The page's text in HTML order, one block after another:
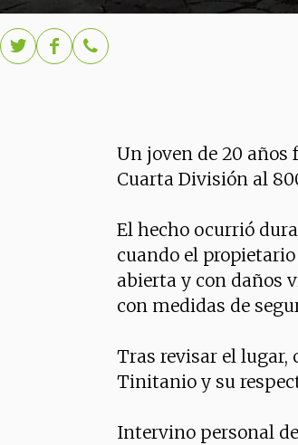
Un joven de 20
Cuarta División al
El hecho ocurrió
cuando el
abierta y con daños
con medidas de
Tras revisar el
Tinitanio y su
Intervino personal